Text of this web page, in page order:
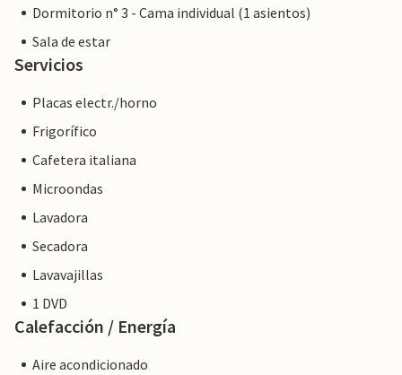
Nota: Esta propiedad está gestionada por un propietario
privado, no por una empresa o un comerciante. Esto
significa que es posible que no se aplique la legislación de la
seguro de que le proporcionaremos el mismo nivel de
servicio al cliente y su estancia no será diferente a reservar
Dormitorio n° 3 - Cama individual (1 asientos)
Sala de estar
Servicios
Placas electr./horno
Frigorífico
Cafetera italiana
Microondas
Lavadora
Secadora
Lavavajillas
1 DVD
Calefacción / Energía
Aire acondicionado